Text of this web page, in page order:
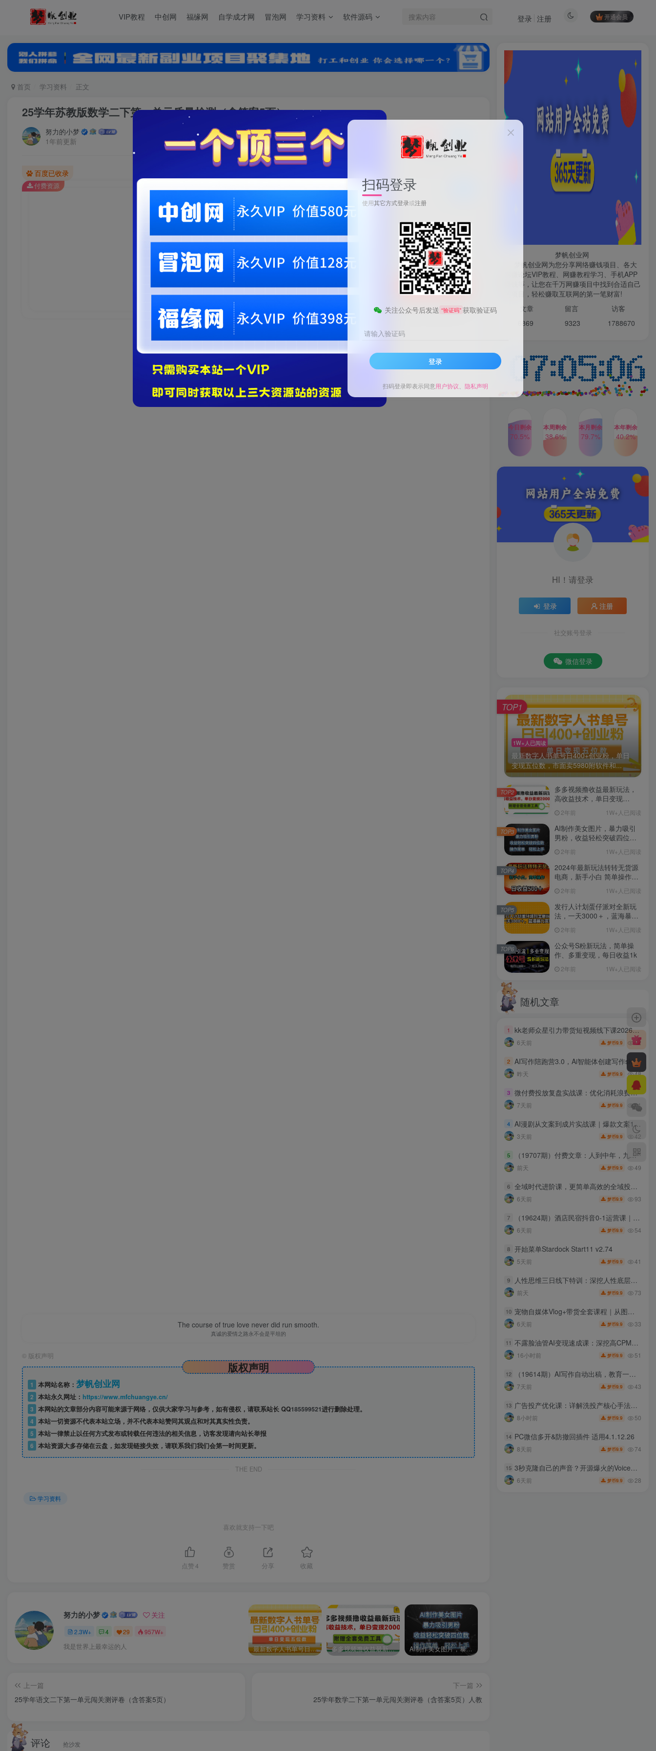
VIP教程 中创网 福缘网 自学成才网 冒泡网 学习资料 软件源码 开通会员
登录 注册
首页 学习资料 正文
25学年苏教版数学二下第一单元质量检测（含答案5页）
努力的小梦
1年前更新
关注
0 24 4
百度已收录
25学年苏教版数学二下第一单元质量检测（含答案5页）
此内容为付费资源，请付费后查看
梦币9.9
梦币1
钻石会员 免费
立即购买
您当前未登录！建议登陆后购买，可保存购买订单。微信支付联系微信：chen185599521
付费资源
——预览已结束，还剩
开通会员后可免费下载高清完整文档
The course of true love never did run smooth.
真诚的爱情之路永不会是平坦的
© 版权声明
版权声明
1 本网站名称： 梦帆创业网
2 本站永久网址： https://www.mfchuangye.cn/
3 本网站的文章部分内容可能来源于网络，仅供大家学习与参考，如有侵权，请联系站长 QQ185599521进行删除处理。
4 本站一切资源不代表本站立场，并不代表本站赞同其观点和对其真实性负责。
5 本站一律禁止以任何方式发布或转载任何违法的相关信息，访客发现请向站长举报
6 本站资源大多存储在云盘，如发现链接失效，请联系我们我们会第一时间更新。
THE END
学习资料
喜欢就支持一下吧
点赞 4 赞赏 分享 收藏
努力的小梦 关注
2.3W+ 4 29 957W+
我是世界上最幸运的人 最新数字人书单号日400+创业粉，单日变现五位数，市面卖5980附软件和详… 多多视频撸收益最新玩法，高收益技术，单日变现2000+，附赠全套技术资料 AI制作美女图片，暴力吸引男粉，收益轻松突破四位数，操作简单 上手难度低
上一篇
25学年语文二下第一单元闯关测评卷（含答案5页）
下一篇
25学年数学二下第一单元闯关测评卷（含答案5页）人教
评论 抢沙发
HI！请登录
登录
1W+人已阅读
多多视频撸收益最新玩法，
高收益技术，单日变现
2000+，附赠全套技术资料
2年前 1W+人已阅读
男粉，收益轻松突破四位
数，操作简单 上手难度低
2年前 1W+人已阅读
2024年最新玩法转转无货源
电商，新手小白 简单操作，
长期稳定 日收入500＋
2年前 1W+人已阅读
TOP4
发行人计划蛋仔派对全新玩
法，一天3000＋，蓝海暴力
变现2年前
公众号S粉新玩法，简单操
作、多重变现，每日收益1k
2年前
TOP6
梦帆创业网
梦帆创业网为您分享网络赚钱项目、各大
网赚论坛VIP教程、网赚教程学习、手机APP
赚钱等，让您在千万网赚项目中找到合适自己
的项目，轻松赚取互联网的第一笔财富!
文章 留言 访客
6869 9323 1788670
今日剩余
70.5%
本周剩余
38.6%
本月剩余
79.7%
本年剩余
40.2%
HI！请登录
登录 注册
社交账号登录
微信登录
1W+人已阅读
最新数字人书单号日400+创业粉，单日
变现五位数，市面卖5980附软件和...
TOP1
多多视频撸收益最新玩法，
高收益技术，单日变现
2年前 1W+人已阅读
TOP2
AI制作美女图片，暴力吸引
男粉，收益轻松突破四位
2年前 1W+人已阅读
TOP3
2024年最新玩法转转无货源
电商，新手小白 简单操作，
2年前 1W+人已阅读
TOP4
发行人计划蛋仔派对全新玩
法，一天3000＋，蓝海暴力
2年前 1W+人已阅读
TOP5
公众号S粉新玩法，简单操
作、多重变现，每日收益1k
2年前 1W+人已阅读
TOP6
随机文章
1 kk老师众星引力带货短视频线下课2026年，带货短视频实战全流程
6天前 梦币9.9 52
2 AI写作陪跑营3.0，Ai智能体创建写作skill（workbuddy）+人工手写模式（手搓模式），去除AI痕迹（头条号、公众号、百家号）（更新0806）
昨天 梦币9.9 48
3 微付费投放复盘实战课：优化消耗浪费难题，搭建稳定高投产投放策略实现盈利放大
7天前 梦币9.9 41
4 AI漫剧从文案到成片实战课｜爆款文案13种钩子写法、AI一键改稿、人物场景一致性生成、多模型出图出视频技巧
3天前 梦币9.9 42
5 （19707期）付费文章：人到中年，九个可能帮助你延长寿命的习惯
前天 梦币9.9 49
6 全域时代进阶课，更简单高效的全域投放实操，让电商运营更简单高效（更新0731）
6天前 梦币9.9 93
7 （19624期）酒店民宿抖音0-1运营课｜专属住宿行业教程，账号短视频直播POI榜单SEO全流程落地实操教学
6天前 梦币9.9 54
8 开始菜单Stardock Start11 v2.74
5天前 梦币9.9 41
9 人性思维三日线下特训：深挖人性底层规律，识人设防、布局变现抓流量风口
前天 梦币9.9 73
10 宠物自媒体Vlog+带货全套课程｜从图文生成、剪辑成片到带货变现一站式教学
6天前 梦币9.9 33
11 不露脸油管AI变现速成课：深挖高CPM盈利领域，零出镜打造YouTube稳定收益账号
16小时前 梦币9.9 51
12 （19614期）AI写作自动出稿，教育一单500+，派单不愁，月入2W
7天前 梦币9.9 43
13 广告投产优化课：详解洗投产核心手法，落地多场景投放提效增收方案
8小时前 梦币9.9 50
14 PC微信多开&防撤回插件 适用4.1.12.26
8天前 梦币9.9 74
15 3秒克隆自己的声音？开源爆火的Voicebox声音开源工具，实测体验超好，零部署小白也能直接用
6天前 梦币9.9 28
扫码登录
使用其它方式登录或注册
关注公众号后发送 “验证码” 获取验证码
请输入验证码
登录
扫码登录即表示同意用户协议 隐私声明